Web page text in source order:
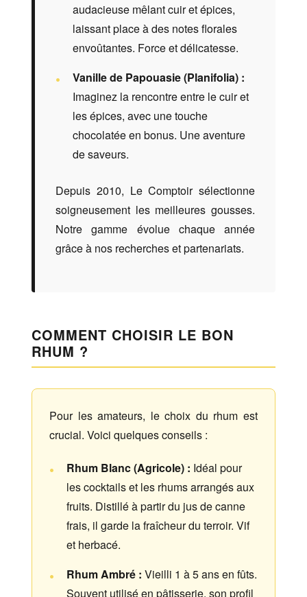
audacieuse mêlant cuir et épices,
laissant place à des notes florales
envoûtantes. Force et délicatesse.
Vanille de Papouasie (Planifolia) :
Imaginez la rencontre entre le cuir et
les épices, avec une touche
chocolatée en bonus. Une aventure
de saveurs.
Depuis 2010, Le Comptoir sélectionne
soigneusement les meilleures gousses.
Notre gamme évolue chaque année
grâce à nos recherches et partenariats.
COMMENT CHOISIR LE BON
RHUM ?
Pour les amateurs, le choix du rhum est
crucial. Voici quelques conseils :
Rhum Blanc (Agricole) : Idéal pour
les cocktails et les rhums arrangés aux
fruits. Distillé à partir du jus de canne
frais, il garde la fraîcheur du terroir. Vif
et herbacé.
Rhum Ambré : Vieilli 1 à 5 ans en fûts.
Souvent utilisé en pâtisserie, son profil